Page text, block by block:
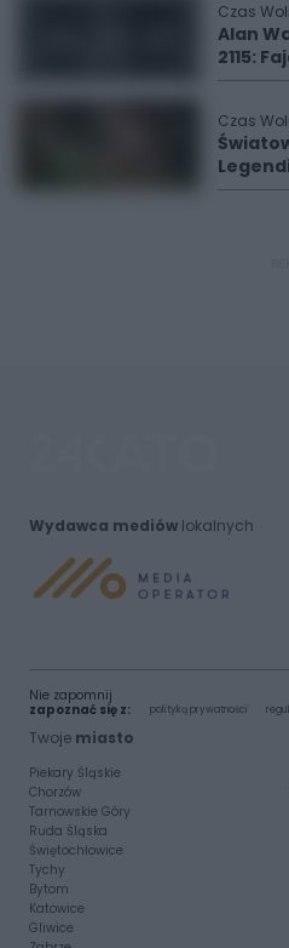
Czas
Alan
2115:
Czas
Wydawca mediówlokalnych
Nie zapomnij
zapoznać się z:
polityką prywatności
Twoje miasto
Piekary Śląskie
Chorzów
Tarnowskie Góry
Ruda Śląska
Świętochłowice
Tychy
Bytom
Katowice
Gliwice